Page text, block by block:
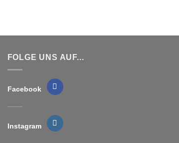
FOLGE UNS AUF...
Facebook
Instagram